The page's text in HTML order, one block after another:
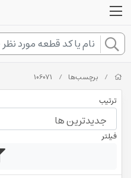
/ برچسب‌ها /
106071
ترتیب
فیلتر